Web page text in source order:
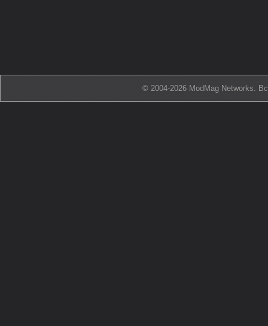
© 2004-2026 ModMag Networks.